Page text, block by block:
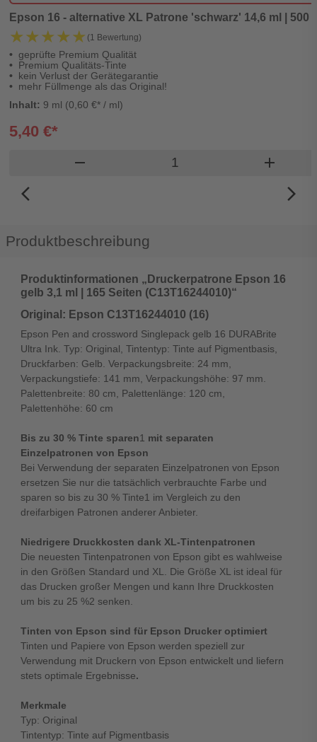
Epson 16 - alternative XL Patrone 'schwarz' 14,6 ml | 500
★★★★★
★★★★★ (1 Bewertung)
geprüfte Premium Qualität
Premium Qualitäts-Tinte
kein Verlust der Gerätegarantie
mehr Füllmenge als das Original!
Inhalt: 9 ml (0,60 €* / ml)
5,40 €*
remove Produkt Warenkorb
add
arrow_back_ios_new
arrow_forward_ios
Produktbeschreibung
Produktinformationen „Druckerpatrone Epson 16
gelb 3,1 ml | 165 Seiten (C13T16244010)“
Original: Epson C13T16244010 (16)
Epson Pen and crossword Singlepack gelb 16 DURABrite
Ultra Ink. Typ: Original, Tintentyp: Tinte auf Pigmentbasis,
Druckfarben: Gelb. Verpackungsbreite: 24 mm,
Verpackungstiefe: 141 mm, Verpackungshöhe: 97 mm.
Palettenbreite: 80 cm, Palettenlänge: 120 cm,
Palettenhöhe: 60 cm
Bis zu 30 % Tinte sparen1 mit separaten
Einzelpatronen von Epson
Bei Verwendung der separaten Einzelpatronen von Epson
ersetzen Sie nur die tatsächlich verbrauchte Farbe und
sparen so bis zu 30 % Tinte1 im Vergleich zu den
dreifarbigen Patronen anderer Anbieter.
Niedrigere Druckkosten dank XL-Tintenpatronen
Die neuesten Tintenpatronen von Epson gibt es wahlweise
in den Größen Standard und XL. Die Größe XL ist ideal für
das Drucken großer Mengen und kann Ihre Druckkosten
um bis zu 25 %2 senken.
Tinten von Epson sind für Epson Drucker optimiert
Tinten und Papiere von Epson werden speziell zur
Verwendung mit Druckern von Epson entwickelt und liefern
stets optimale Ergebnisse.
Merkmale
Typ: Original
Tintentyp: Tinte auf Pigmentbasis